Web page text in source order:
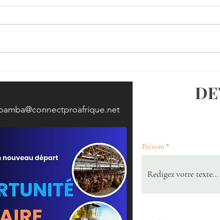
Attaché Network (LAN) 03
Prénom